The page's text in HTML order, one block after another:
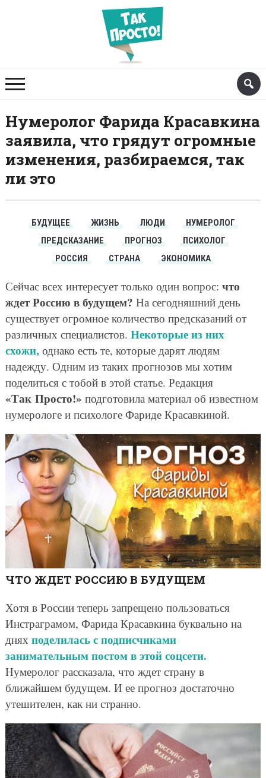
Нумеролог Фарида Красавкина
заявила, что грядут огромные
изменения, разбираемся, так
ли это
БУДУЩЕЕ ЖИЗНЬ ЛЮДИ
НУМЕРОЛОГ
ПРЕДСКАЗАНИЕ
ПРОГНОЗ
ПСИХОЛОГ
РОССИЯ
СТРАНА ЭКОНОМИКА
Сейчас всех интересует только один вопрос: что
ждет Россию в будущем? На сегодняшний день
существует огромное количество предсказаний от
различных специалистов. Некоторые из них
схожи,однако есть те, которые дарят людям
надежду. Одним из таких прогнозов мы хотим
поделиться с тобой в этой статье. Редакция
«Так Просто!» подготовила материал об известном
нумерологе и психологе Фариде Красавкиной.
ЧТО ЖДЕТ РОССИЮ В БУДУЩЕМ
Хотя в России теперь запрещено пользоваться
Инстраграмом, Фарида Красавкина буквально на
днях поделилась с подписчиками
занимательным постом в этой соцсети.
Нумеролог рассказала, что ждет страну в
ближайшем будущем. И ее прогноз достаточно
утешителен, как ни странно.